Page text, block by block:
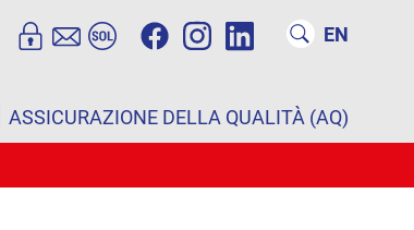
EN
ASSICURAZIONE DELLA QUALITÀ (AQ)